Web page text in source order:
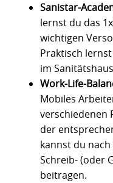
Sanistar-
lernst du das
wichtigen
Praktisch
im
Work-Life-
Mobiles
verschiedenen
der
kannst du
Schreib- (oder
beitragen.